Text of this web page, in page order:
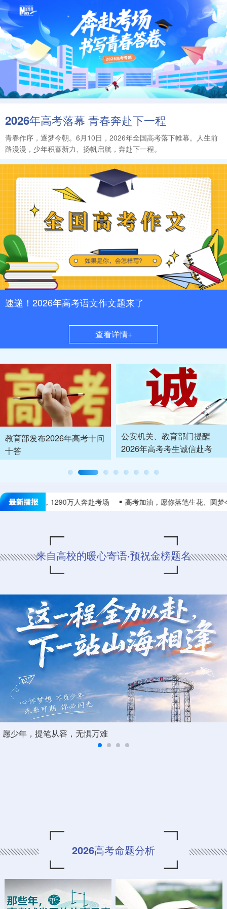
2026年高考落幕 青春奔赴下一程
青春作序，逐梦今朝。6月10日，2026年全国高考落下帷幕。人生前
路漫漫，少年积蓄新力、扬帆启航，奔赴下一程。
速递！2026年高考语文作文题来了
查看详情+
教育部发布2026年高考十问
十答
公安机关、教育部门提醒
2026年高考考生诚信赴考
今日开考，1290万人奔赴考场 高考加油，愿你落笔生花、圆梦今
来自高校的暖心寄语·预祝金榜题名
愿少年，提笔从容，无惧万难
2026高考命题分析